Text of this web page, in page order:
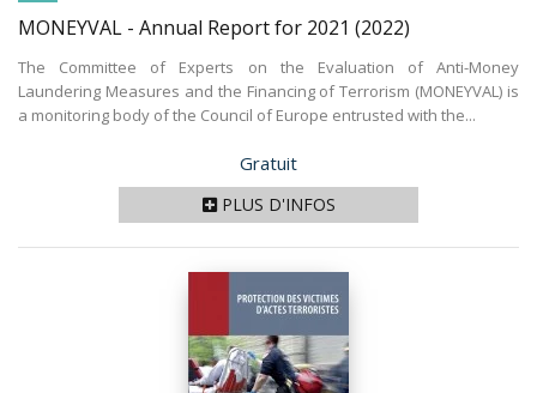
MONEYVAL - Annual Report for 2021 (2022)
The Committee of Experts on the Evaluation of Anti-Money
Laundering Measures and the Financing of Terrorism (MONEYVAL) is
a monitoring body of the Council of Europe entrusted with the...
Prix
Gratuit
PLUS D'INFOS